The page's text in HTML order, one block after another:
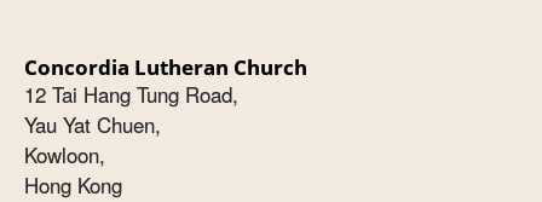
Concordia Lutheran Church
12 Tai Hang Tung Road,
Yau Yat Chuen,
Kowloon,
Hong Kong